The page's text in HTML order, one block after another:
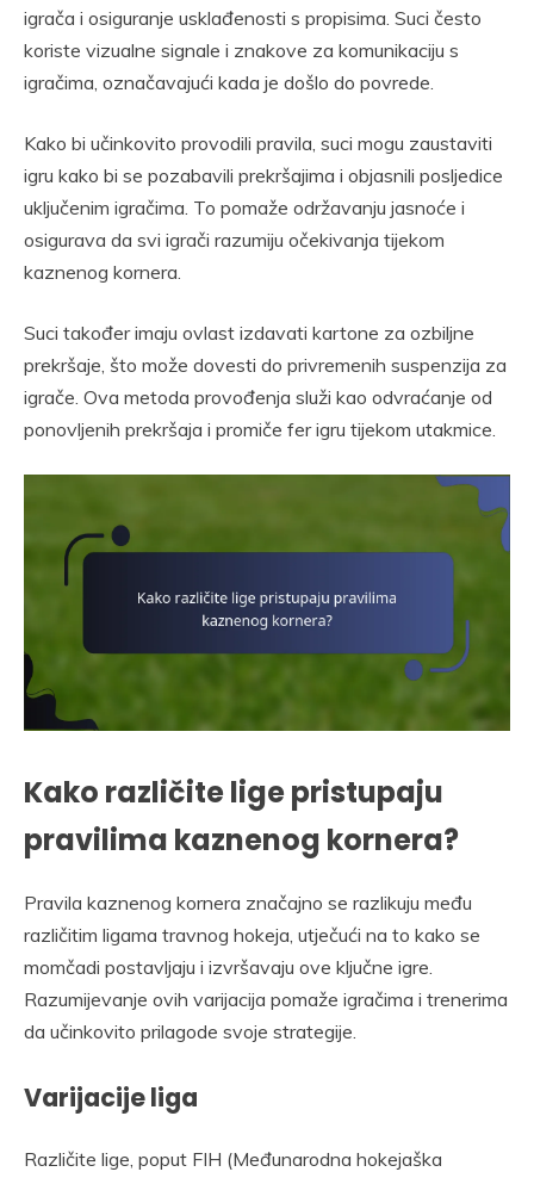
igrača i osiguranje usklađenosti s propisima. Suci često
koriste vizualne signale i znakove za komunikaciju s
igračima, označavajući kada je došlo do povrede.
Kako bi učinkovito provodili pravila, suci mogu zaustaviti
igru kako bi se pozabavili prekršajima i objasnili posljedice
uključenim igračima. To pomaže održavanju jasnoće i
osigurava da svi igrači razumiju očekivanja tijekom
kaznenog kornera.
Suci također imaju ovlast izdavati kartone za ozbiljne
prekršaje, što može dovesti do privremenih suspenzija za
igrače. Ova metoda provođenja služi kao odvraćanje od
ponovljenih prekršaja i promiče fer igru tijekom utakmice.
Kako različite lige pristupaju
pravilima kaznenog kornera?
Pravila kaznenog kornera značajno se razlikuju među
različitim ligama travnog hokeja, utječući na to kako se
momčadi postavljaju i izvršavaju ove ključne igre.
Razumijevanje ovih varijacija pomaže igračima i trenerima
da učinkovito prilagode svoje strategije.
Varijacije liga
Različite lige, poput FIH (Međunarodna hokejaška